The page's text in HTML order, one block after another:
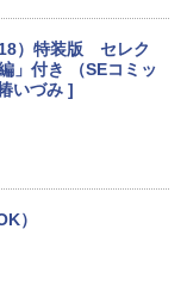
ノートパソコン
心者向け Window
メラ zoom 日本語
Celeron メモリ
容量バッテリービ
ト 学生向け
| SSD:256G
あり | Win11Pr
円 8/2～10】タ
ラ・第10世代i5・
Office付き｜DELL
型 IPSフルHD
SSD 256GB
DisplayPort 1.2 ス
ン端子搭載 ゼロフ
VESA 24KG3YX1
ック不要 モバイ
16インチ 144Hz /
ンチ タッチパネ
ンド 非光沢 薄型
）特装版 セレク
」付き （SEコミッ
いづみ ]
）